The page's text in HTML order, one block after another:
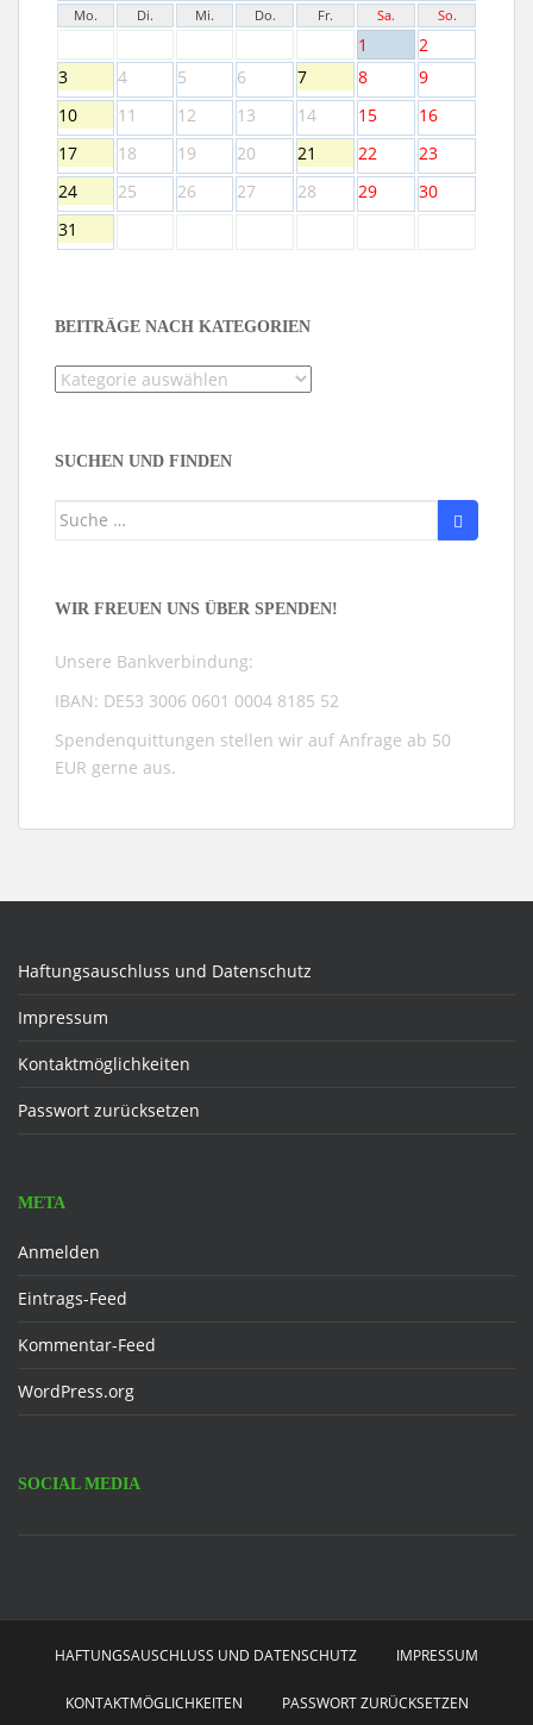
Mo. Di. Mi. Do. Fr. Sa. So.
1
2
3
4 5 6 7 8
9
10
11 12 13 14 15
16
17
18 19 20 21 22
23
24
25 26 27 28 29
30
31
BEITRÄGE NACH KATEGORIEN
Beiträge
SUCHEN UND FINDEN
Suche
WIR FREUEN UNS ÜBER SPENDEN!
Unsere Bankverbindung:
IBAN: DE53 3006 0601 0004 8185 52
Spendenquittungen stellen wir auf Anfrage ab 50
EUR gerne aus.
Haftungsauschluss und Datenschutz
Impressum
Kontaktmöglichkeiten
Passwort zurücksetzen
META
Anmelden
Eintrags-Feed
Kommentar-Feed
WordPress.org
SOCIAL MEDIA
HAFTUNGSAUSCHLUSS UND DATENSCHUTZ IMPRESSUM
KONTAKTMÖGLICHKEITEN PASSWORT ZURÜCKSETZEN